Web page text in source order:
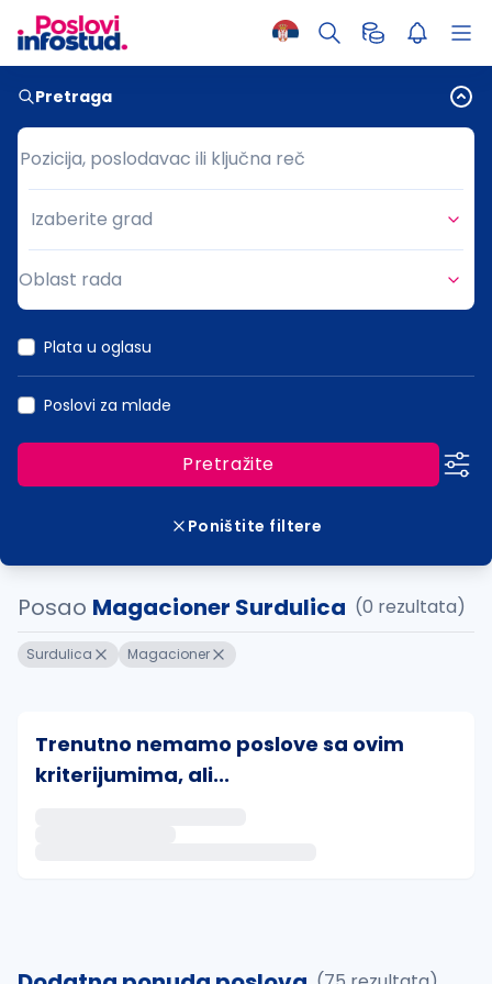
Pretraga
Pozicija, poslodavac ili ključna reč
Pozicija, poslodavac ili ključna reč
Grad
Izaberite grad
Oblast rada
Plata u oglasu
Poslovi za mlade
Pretražite
Poništite filtere
Posao Magacioner Surdulica (0 rezultata)
Surdulica Magacioner
Trenutno nemamo poslove sa ovim
kriterijumima, ali...